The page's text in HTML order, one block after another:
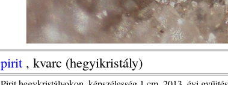
pirit , kvarc (hegyikristály)